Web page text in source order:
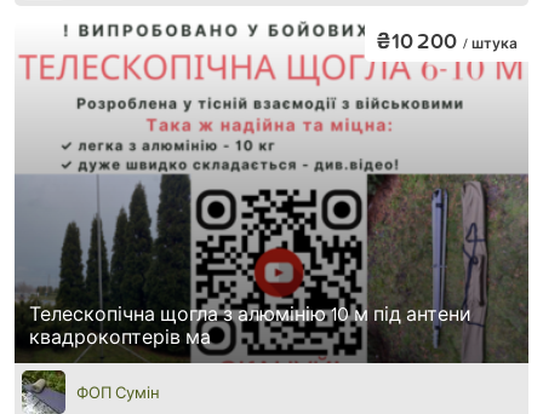
Телескопічна щогла з алюмінію 10 м під антени
квадрокоптерів ма
₴10 200 / штука
ФОП Сумін